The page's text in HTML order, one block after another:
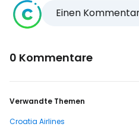
Einen
0 Kommentare
Verwandte Themen
Croatia Airlines